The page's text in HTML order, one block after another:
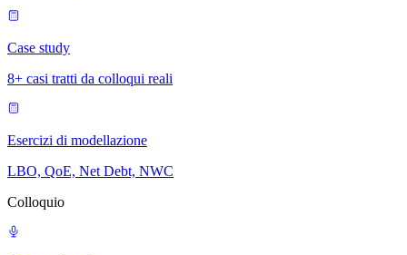
Case study
8+ casi tratti da colloqui reali
Esercizi di modellazione
LBO, QoE, Net Debt, NWC
Colloquio